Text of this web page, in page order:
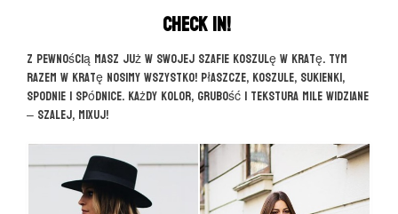
Check in!
Z pewnością masz już w swojej szafie koszulę w kratę. Tym
razem w kratę nosimy wszystko! Płaszcze, koszule, sukienki,
spodnie i spódnice. Każdy kolor, grubość i tekstura mile widziane
– szalej, mixuj!